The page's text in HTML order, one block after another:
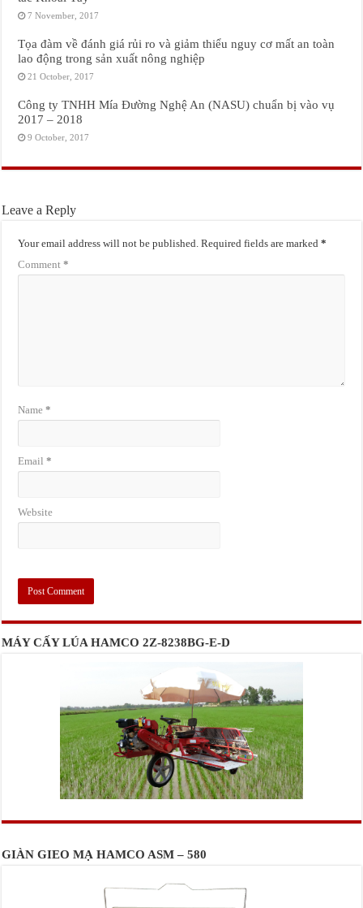
7 November, 2017
Tọa đàm về đánh giá rủi ro và giảm thiểu nguy cơ mất an toàn
lao động trong sản xuất nông nghiệp
21 October, 2017
Công ty TNHH Mía Đường Nghệ An (NASU) chuẩn bị vào vụ
2017 – 2018
9 October, 2017
Leave a Reply
Your email address will not be published. Required fields are marked*
Comment*
Name*
Email*
Website
MÁY CẤY LÚA HAMCO 2Z-8238BG-E-D
GIÀN GIEO MẠ HAMCO ASM – 580